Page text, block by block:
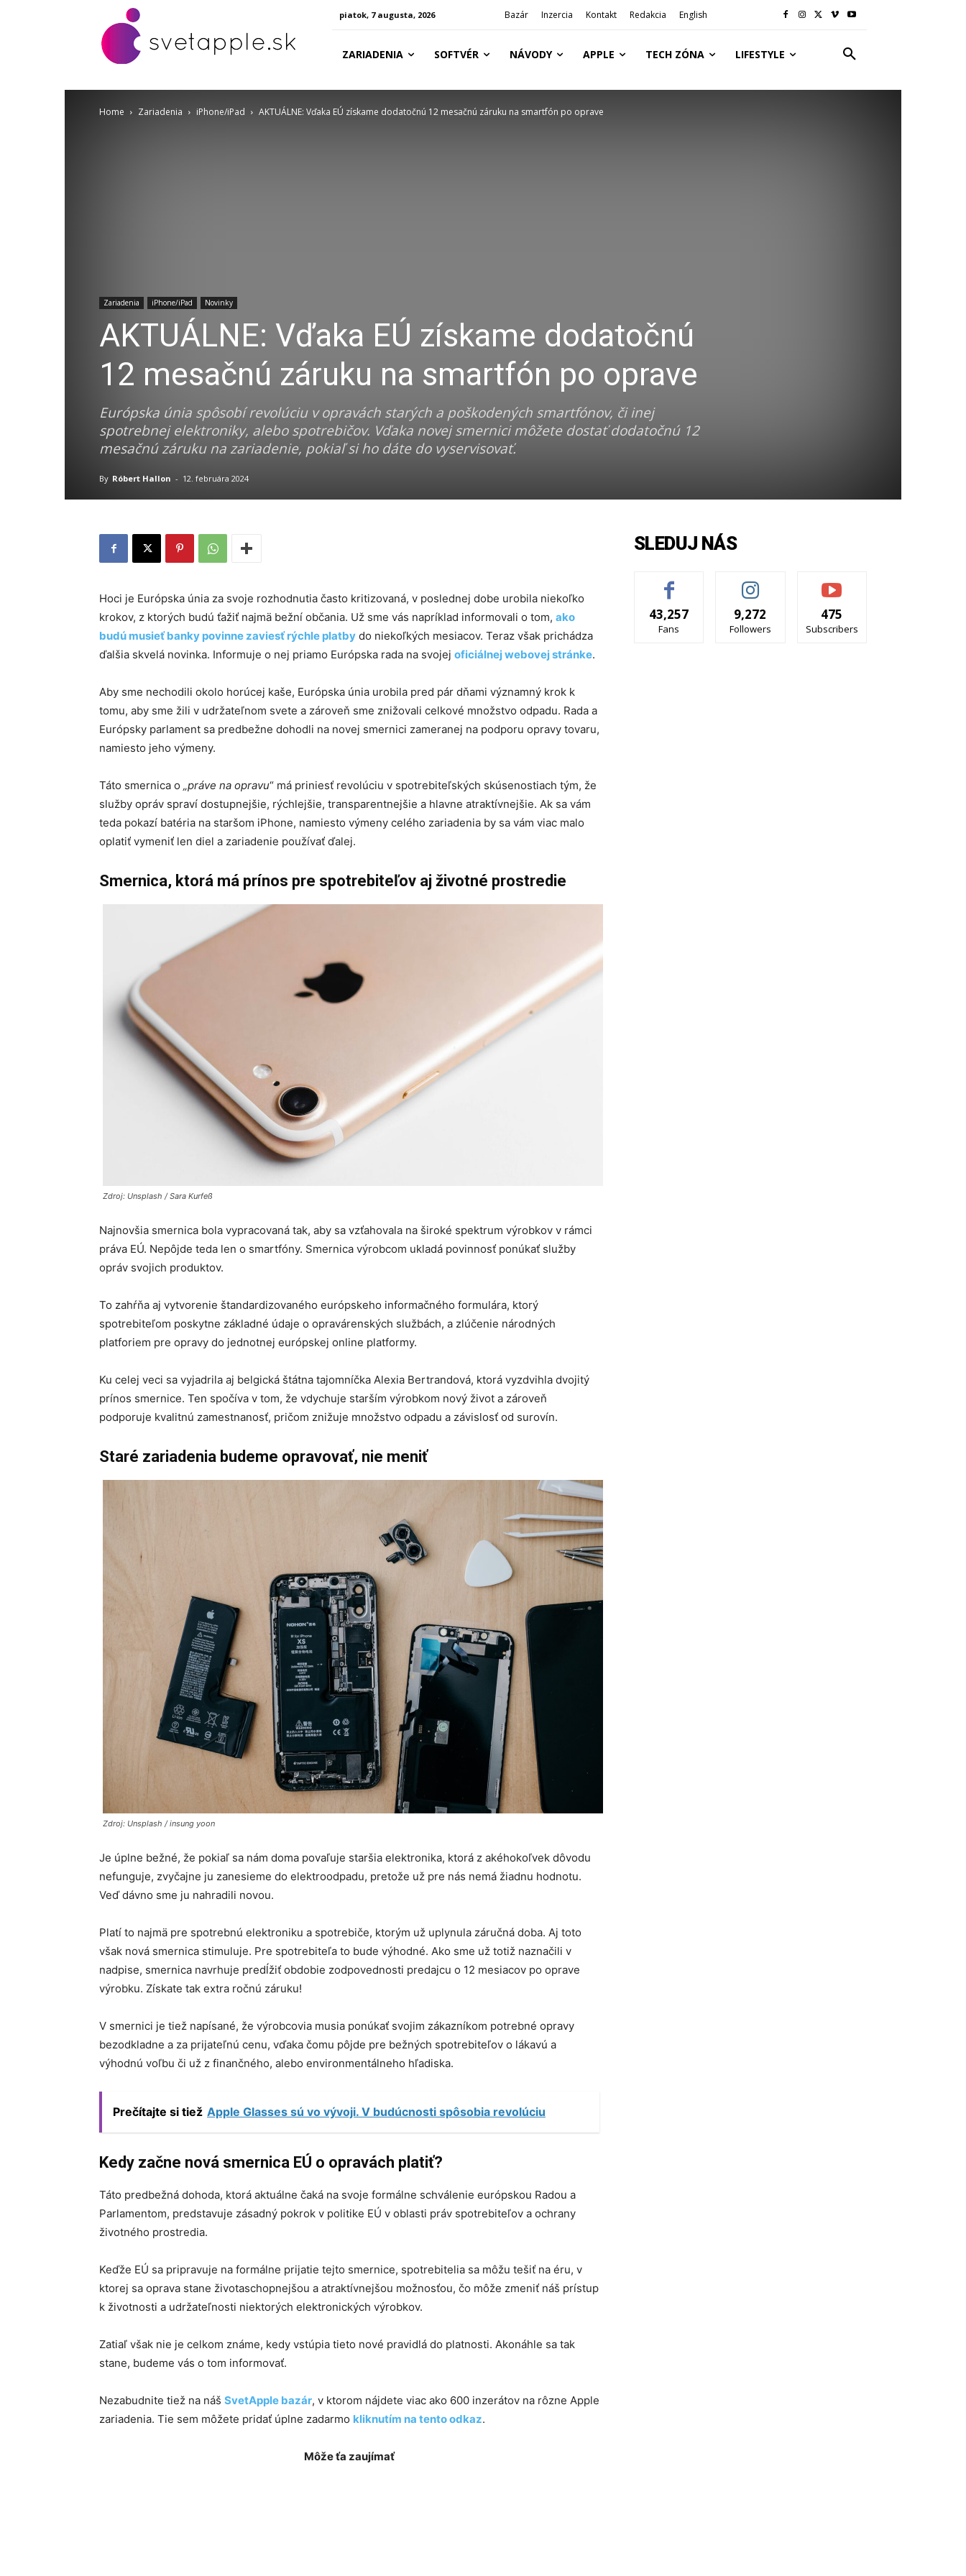
piatok, 7 augusta, 2026 Bazár Inzercia Kontakt Redakcia English
ZARIADENIA SOFTVÉR NÁVODY APPLE TECH ZÓNA LIFESTYLE
Home Zariadenia iPhone/iPad AKTUÁLNE: Vďaka EÚ získame dodatočnú 12 mesačnú záruku na smartfón po oprave
Zariadenia iPhone/iPad Novinky
AKTUÁLNE: Vďaka EÚ získame dodatočnú
12 mesačnú záruku na smartfón po oprave
Európska únia spôsobí revolúciu v opravách starých a poškodených smartfónov, či inej
spotrebnej elektroniky, alebo spotrebičov. Vďaka novej smernici môžete dostať dodatočnú 12
mesačnú záruku na zariadenie, pokiaľ si ho dáte do vyservisovať.
By Róbert Hallon - 12. februára 2024
Hoci je Európska únia za svoje rozhodnutia často kritizovaná, v poslednej dobe urobila niekoľko
krokov, z ktorých budú ťažiť najmä bežní občania. Už sme vás napríklad informovali o tom, ako
budú musieť banky povinne zaviesť rýchle platby do niekoľkých mesiacov. Teraz však prichádza
ďalšia skvelá novinka. Informuje o nej priamo Európska rada na svojej oficiálnej webovej stránke.
Aby sme nechodili okolo horúcej kaše, Európska únia urobila pred pár dňami významný krok k
tomu, aby sme žili v udržateľnom svete a zároveň sme znižovali celkové množstvo odpadu. Rada a
Európsky parlament sa predbežne dohodli na novej smernici zameranej na podporu opravy tovaru,
namiesto jeho výmeny.
Táto smernica o „práve na opravu“ má priniesť revolúciu v spotrebiteľských skúsenostiach tým, že
služby opráv spraví dostupnejšie, rýchlejšie, transparentnejšie a hlavne atraktívnejšie. Ak sa vám
teda pokazí batéria na staršom iPhone, namiesto výmeny celého zariadenia by sa vám viac malo
oplatiť vymeniť len diel a zariadenie používať ďalej.
Smernica, ktorá má prínos pre spotrebiteľov aj životné prostredie
Zdroj: Unsplash / Sara Kurfeß
Najnovšia smernica bola vypracovaná tak, aby sa vzťahovala na široké spektrum výrobkov v rámci
práva EÚ. Nepôjde teda len o smartfóny. Smernica výrobcom ukladá povinnosť ponúkať služby
opráv svojich produktov.
To zahŕňa aj vytvorenie štandardizovaného európskeho informačného formulára, ktorý
spotrebiteľom poskytne základné údaje o opravárenských službách, a zlúčenie národných
platforiem pre opravy do jednotnej európskej online platformy.
Ku celej veci sa vyjadrila aj belgická štátna tajomníčka Alexia Bertrandová, ktorá vyzdvihla dvojitý
prínos smernice. Ten spočíva v tom, že vdychuje starším výrobkom nový život a zároveň
podporuje kvalitnú zamestnanosť, pričom znižuje množstvo odpadu a závislosť od surovín.
Staré zariadenia budeme opravovať, nie meniť
Zdroj: Unsplash / insung yoon
Je úplne bežné, že pokiaľ sa nám doma povaľuje staršia elektronika, ktorá z akéhokoľvek dôvodu
nefunguje, zvyčajne ju zanesieme do elektroodpadu, pretože už pre nás nemá žiadnu hodnotu.
Veď dávno sme ju nahradili novou.
Platí to najmä pre spotrebnú elektroniku a spotrebiče, ktorým už uplynula záručná doba. Aj toto
však nová smernica stimuluje. Pre spotrebiteľa to bude výhodné. Ako sme už totiž naznačili v
nadpise, smernica navrhuje predĺžiť obdobie zodpovednosti predajcu o 12 mesiacov po oprave
výrobku. Získate tak extra ročnú záruku!
V smernici je tiež napísané, že výrobcovia musia ponúkať svojim zákazníkom potrebné opravy
bezodkladne a za prijateľnú cenu, vďaka čomu pôjde pre bežných spotrebiteľov o lákavú a
výhodnú voľbu či už z finančného, alebo environmentálneho hľadiska.
Prečítajte si tiež Apple Glasses sú vo vývoji. V budúcnosti spôsobia revolúciu
Kedy začne nová smernica EÚ o opravách platiť?
Táto predbežná dohoda, ktorá aktuálne čaká na svoje formálne schválenie európskou Radou a
Parlamentom, predstavuje zásadný pokrok v politike EÚ v oblasti práv spotrebiteľov a ochrany
životného prostredia.
Keďže EÚ sa pripravuje na formálne prijatie tejto smernice, spotrebitelia sa môžu tešiť na éru, v
ktorej sa oprava stane životaschopnejšou a atraktívnejšou možnosťou, čo môže zmeniť náš prístup
k životnosti a udržateľnosti niektorých elektronických výrobkov.
Zatiaľ však nie je celkom známe, kedy vstúpia tieto nové pravidlá do platnosti. Akonáhle sa tak
stane, budeme vás o tom informovať.
Nezabudnite tiež na náš SvetApple bazár, v ktorom nájdete viac ako 600 inzerátov na rôzne Apple
zariadenia. Tie sem môžete pridať úplne zadarmo kliknutím na tento odkaz.
Môže ťa zaujímať
SLEDUJ NÁS
43,257
Fans
9,272
Followers
475
Subscribers